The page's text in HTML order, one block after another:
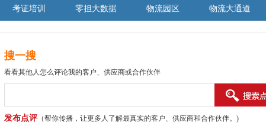
考证培训 零担大数据 物流园区 物流大通道
搜一搜
看看其他人怎么评论我的客户、供应商或合作伙伴
发布点评（帮你传播，让更多人了解最真实的客户、供应商和合作伙伴。)